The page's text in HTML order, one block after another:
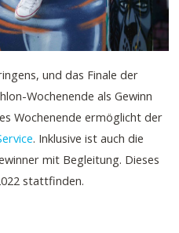
und das Finale der
Wochenende als Gewinn
Wochenende ermöglicht der
. Inklusive ist auch die
mit Begleitung. Dieses
stattfinden.